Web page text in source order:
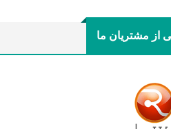
از مشتریان ما